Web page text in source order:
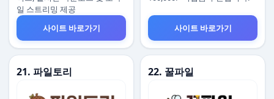
일 스트리밍 제공
사이트 바로가기
사이트 바로가기
21. 파일토리 22. 꿀파일